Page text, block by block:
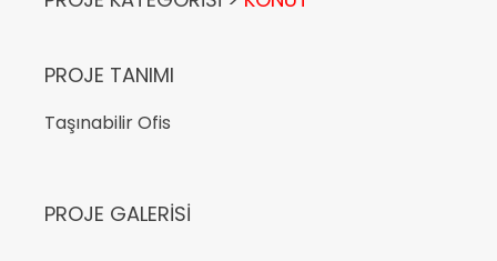
PROJE TANIMI
Taşınabilir Ofis
PROJE GALERISI